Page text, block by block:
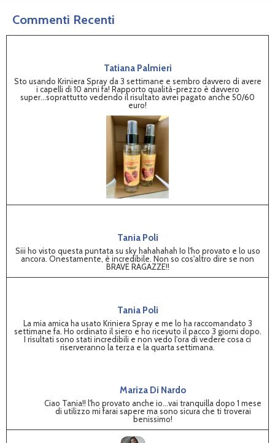
Commenti Recenti
Tatiana Palmieri
Sto usando Kriniera Spray da 3 settimane e sembro davvero di avere
i capelli di 10 anni fa! Rapporto qualità-prezzo è davvero
super...soprattutto vedendo il risultato avrei pagato anche 50/60
euro!
Tania Poli
Siii ho visto questa puntata su sky hahahahah Io l'ho provato e lo uso
ancora. Onestamente, è incredibile. Non so cos'altro dire se non
BRAVE RAGAZZE!!
Tania Poli
La mia amica ha usato Kriniera Spray e me lo ha raccomandato 3
settimane fa. Ho ordinato il siero e ho ricevuto il pacco 3 giorni dopo.
I risultati sono stati incredibili e non vedo l'ora di vedere cosa ci
riserveranno la terza e la quarta settimana.
Mariza Di Nardo
Ciao Tania!! l'ho provato anche io...vai tranquilla dopo 1 mese
di utilizzo mi farai sapere ma sono sicura che ti troverai
benissimo!